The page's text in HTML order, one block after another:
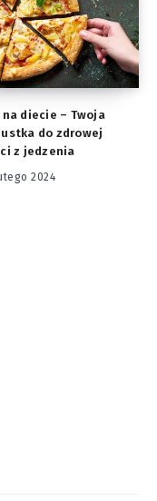
na diecie – Twoja
do zdrowej
z jedzenia
2024